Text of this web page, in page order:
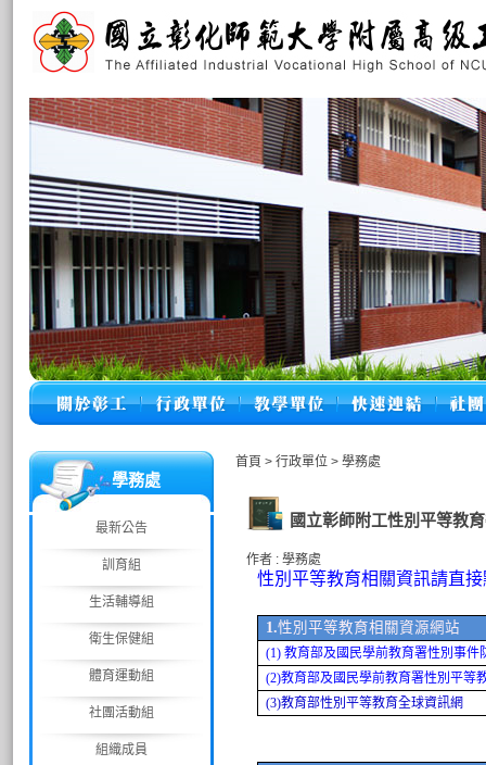
學務處
最新公告
訓育組
生活輔導組
衛生保健組
體育運動組
社團活動組
組織成員
首頁 > 行政單位 > 學務處
國立彰師附工性別平等教
作者 : 學務處
性別平等教育相關資訊請直
1.性別平等教育相關資源網站
(1)教育部及國民學前教育署性別事件
(2)教育部及國民學前教育署性別平等
(3)教育部性別平等教育全球資訊網